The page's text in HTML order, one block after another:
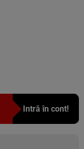
Intră în cont!